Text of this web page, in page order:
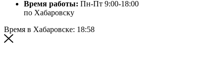
Время работы: Пн-Пт 9:00-18:00
по Хабаровску
Время в Хабаровске: 18:58